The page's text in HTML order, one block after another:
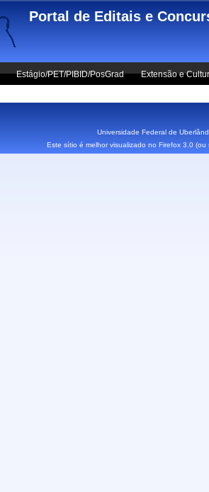
Portal de Editais e
Estágio/PET/PIBID/PosGrad Extensão e
Universidade Federal de
Este sítio é melhor visualizado no Firefox 3.0